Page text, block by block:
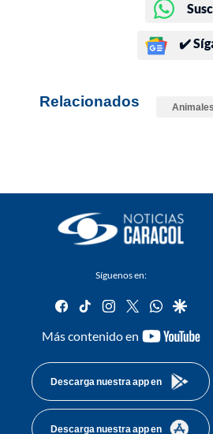
✔️
Relacionados Animales
Síguenos en:
facebook
tiktok instagram
twitterwhatsapp
Más contenido en
Descarga nuestra app en
Descarga nuestra app en